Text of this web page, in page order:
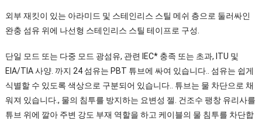
외부 재킷이 있는 아라미드 및 스테인리스 스틸 메쉬 층으로 둘러싸인
완충 섬유 위에 나선형 스테인리스 스틸 테이프로 구성.
단일 모드 또는 다중 모드 광섬유, 관련 IEC* 충족 또는 초과, ITU 및
EIA/TIA 사양. 까지 24 섬유는 PBT 튜브에 싸여 있습니다.. 섬유는 쉽게
식별할 수 있도록 색상으로 구분되어 있습니다.. 튜브는 물 차단으로 채
워져 있습니다., 물의 침투를 방지하는 요변성 젤. 건조수 팽창 유리사를
튜브 위에 깔아 주변 강도 부재 역할을 하고 케이블의 물 침투를 차단합